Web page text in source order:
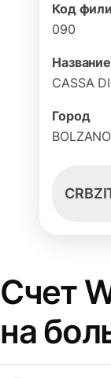
Код
090
CASSA
Город
BOLZANO
Счет
на